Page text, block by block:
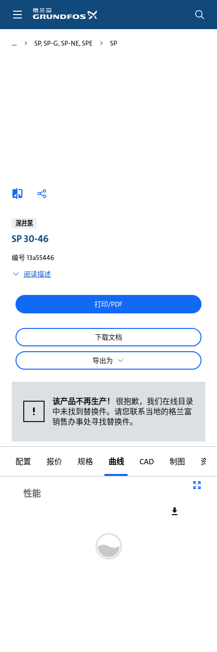
SP, SP-G, SP-NE, SPE SP
添
加
较
分
深井泵
SP 30-46
编号 13a55446
阅读描述
打印/PDF
下载文档
导出为
该产品不再生产！
很抱歉，我们在线目录
中未找到替换件。请您联系当地的格兰富
销售办事处寻找替换件。
配置 报价 规格 曲线 CAD 制图 资料
性能